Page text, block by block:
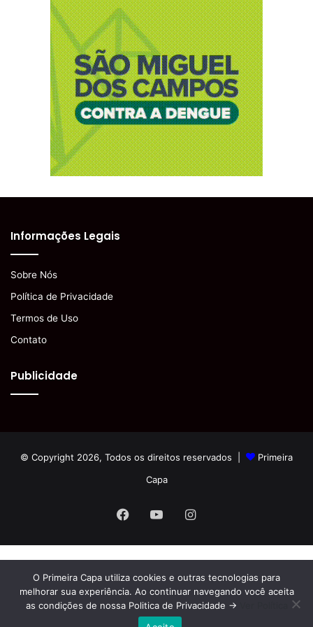
Informações Legais
Sobre Nós
Política de Privacidade
Termos de Uso
Contato
Publicidade
© Copyright 2026, Todos os direitos reservados |
Primeira
Capa
Facebook
YouTubeInstagram
O Primeira Capa utiliza cookies e outras tecnologias para
melhorar sua experiência. Ao continuar navegando você aceita
as condições de nossa Politica de Privacidade ->